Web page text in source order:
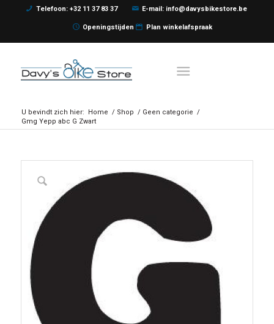
Telefoon: +32 11 37 83 37 E-mail: info@davysbikestore.be
Openingstijden Plan winkelafspraak
U bevindt zich hier: Home / Shop / Geen categorie /
Gmg Yepp abc G Zwart